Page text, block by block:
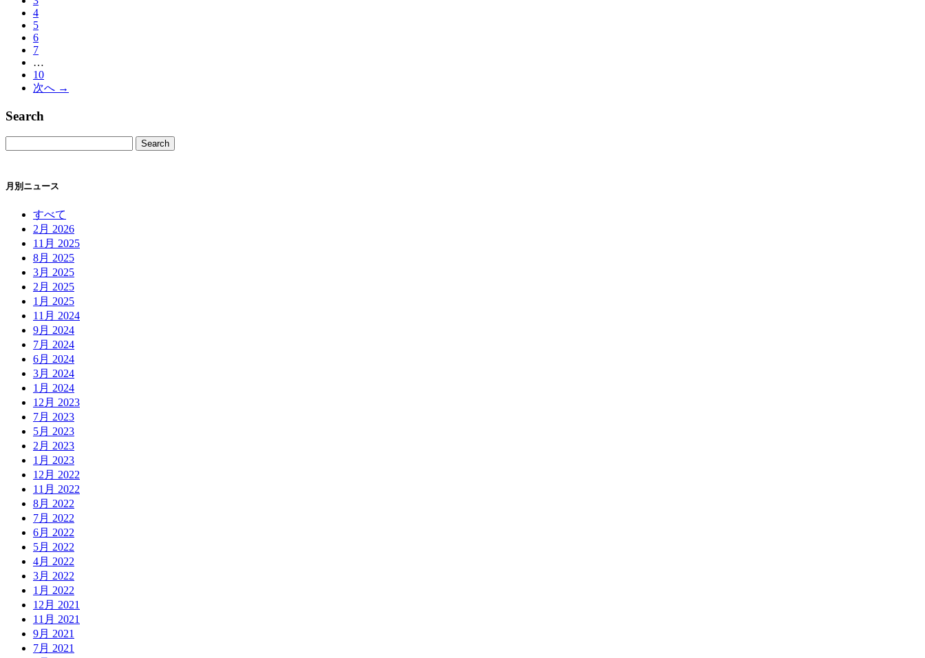
ペ
ー
ジ）
4
5
6
7
…
10
次へ →
Search
月別ニュース
すべて
2月 2026
11月 2025
8月 2025
3月 2025
2月 2025
1月 2025
11月 2024
9月 2024
7月 2024
6月 2024
3月 2024
1月 2024
12月 2023
7月 2023
5月 2023
2月 2023
1月 2023
12月 2022
11月 2022
8月 2022
7月 2022
6月 2022
5月 2022
4月 2022
3月 2022
1月 2022
12月 2021
11月 2021
9月 2021
7月 2021